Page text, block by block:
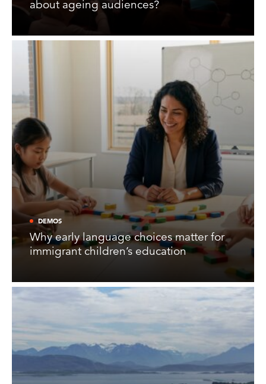
about ageing audiences?
DEMOS
Why early language choices matter for
immigrant children’s education